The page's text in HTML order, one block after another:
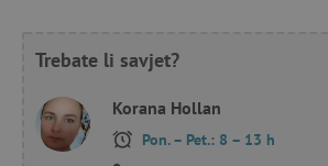
Trebate li savjet?
Korana Hollan
Pon. – Pet.: 8 – 13 h